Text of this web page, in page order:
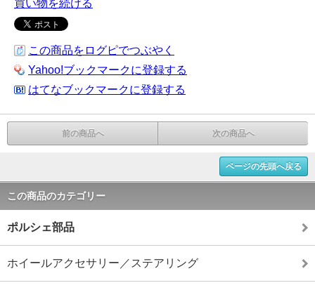
買い物を続ける
この商品をログピでつぶやく
Yahoo!ブックマークに登録する
はてなブックマークに登録する
前の商品へ 次の商品へ
ページの先頭へ戻る
この商品のカテゴリー
ポルシェ部品
ホイールアクセサリー／ステアリング